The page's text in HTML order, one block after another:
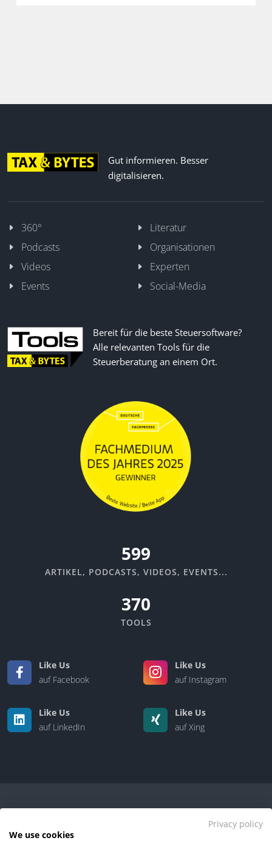
Gut informieren. Besser
digitalisieren.
360°
Literatur
Podcasts
Organisationen
Videos
Experten
Events
Social-Media
Bereit für die beste Steuersoftware?
Alle relevanten Tools für die
Steuerberatung an einem Ort.
670
ARTIKEL, PODCASTS, VIDEOS, EVENTS...
370
TOOLS
Like Us
auf Facebook
Like Us
auf Instagram
Like Us
auf LinkedIn
Like Us
auf Xing
Privacy policy
We use cookies